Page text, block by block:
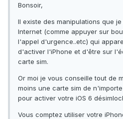
Bonsoir,
Il existe des manipulations que
Internet (comme appuyer sur
l'appel d'urgence..etc) qui
d'activer l'iPhone et d'être sur
carte sim.
Or moi je vous conseille tout de
moins une carte sim de
pour activer votre iOS 6
Vous comptez utiliser votre